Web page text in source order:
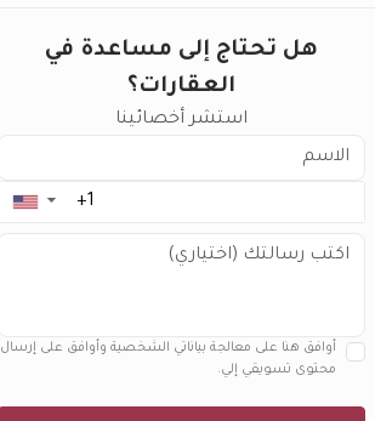
هل تحتاج إلى مساعدة في
العقارات؟
استشر أخصائينا
▼
أوافق هنا على معالجة بياناتي الشخصية وأوافق على إرسال
محتوى تسويقي إلي.